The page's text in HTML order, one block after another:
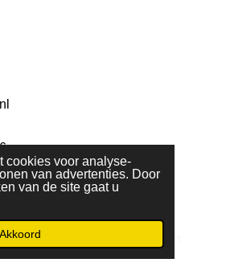
cookies voor analyse-
van advertenties. Door
van de site gaat u
Akkoord
40
Telefoonnummer